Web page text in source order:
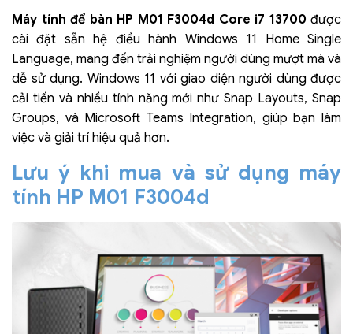
Máy tính để bàn HP M01 F3004d Core i7 13700 được
cài đặt sẵn hệ điều hành Windows 11 Home Single
Language, mang đến trải nghiệm người dùng mượt mà và
dễ sử dụng. Windows 11 với giao diện người dùng được
cải tiến và nhiều tính năng mới như Snap Layouts, Snap
Groups, và Microsoft Teams Integration, giúp bạn làm
việc và giải trí hiệu quả hơn.
Lưu ý khi mua và sử dụng máy
tính HP M01 F3004d